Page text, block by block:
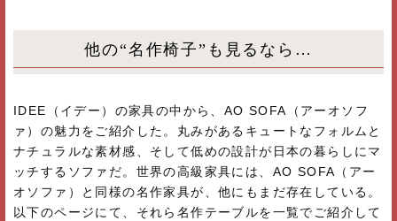
他の“名作椅子”も見るなら…
IDEE（イデー）の家具の中から、AO SOFA（アーオソフ
ァ）の魅力をご紹介した。丸みがあるキュートなフォルムと
ナチュラルな素材感、そして低めの設計が日本の暮らしにマ
ッチするソファだ。世界の高級家具には、AO SOFA（アー
オソファ）と同様の名作家具が、他にもまだ存在している。
以下のページにて、それら名作テーブルを一覧でご紹介して